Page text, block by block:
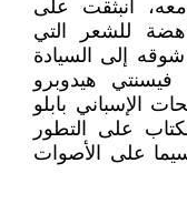
معه، انبثقت على
للشعر التي
شوقه إلى السيادة
فيسنتي هيدوبرو
الإسباني بابلو
تأثير الكتاب على التطور
سيما على الأصوات